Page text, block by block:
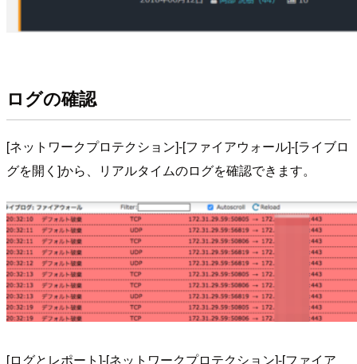
ログの確認
[ネットワークプロテクション]-[ファイアウォール]-[ライブロ
グを開く]から、リアルタイムのログを確認できます。
[ログとレポート]-[ネットワークプロテクション]-[ファイア